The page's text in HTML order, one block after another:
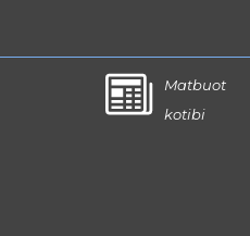
Matbuot
kotibi